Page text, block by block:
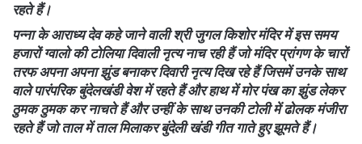
रहते हैं।
पन्ना के आराध्य देव कहे जाने वाली श्री जुगल किशोर मंदिर में इस समय
हजारों ग्वालो की टोलिया दिवाली नृत्य नाच रही हैं जो मंदिर प्रांगण के चारों
तरफ अपना अपना झुंड बनाकर दिवारी नृत्य दिख रहे हैं जिसमें उनके साथ
वाले पारंपरिक बुंदेलखंडी वेश में रहते हैं और हाथ में मोर पंख का झुंड लेकर
ठुमक ठुमक कर नाचते हैं और उन्हीं के साथ उनकी टोली में ढोलक मंजीरा
रहते हैं जो ताल में ताल मिलाकर बुंदेली खंडी गीत गाते हुए झूमते हैं।